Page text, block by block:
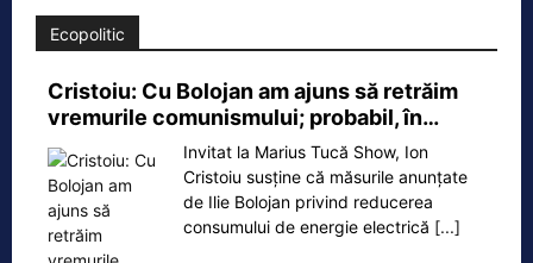
Ecopolitic
Cristoiu: Cu Bolojan am ajuns să retrăim
vremurile comunismului; probabil, în…
Invitat la Marius Tucă Show, Ion
Cristoiu susține că măsurile anunțate
de Ilie Bolojan privind reducerea
consumului de energie electrică [...]